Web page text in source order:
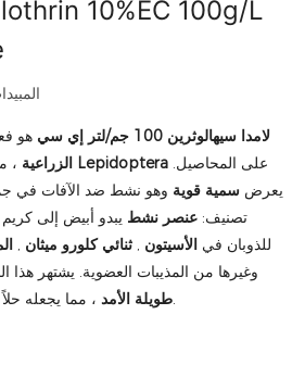
10%EC 100g/L
لامدا سيهالوثرين 100 جم/لتر إي سي هو
الزراعية ، آفات Lepidoptera على المحاصيل.
يعرض سمية قوية وهو نشط ضد الآفات في
. تصنيف: عنصر نشط يبدو أبيض إلى
للذوبان في الأسيتون , ثنائي كلورو ميثان ,
وغيرها من المذيبات العضوية. يشتهر هذا
طويلة الأمد، مما يجعله حلاً تنافسيًا في القطاع الزراعي.